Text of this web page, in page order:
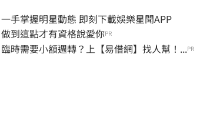
一手掌握明星動態 即刻下載娛樂星聞APP
做到這點才有資格說愛你PR
臨時需要小額週轉？上【易借網】找人幫！...PR